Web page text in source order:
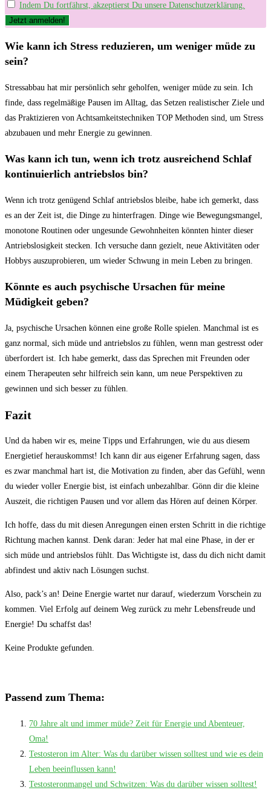
Indem Du fortfährst, akzeptierst Du unsere Datenschutzerklärung.
Wie kann ich Stress reduzieren, um weniger müde zu
sein?
Stressabbau hat mir persönlich sehr geholfen, weniger müde zu sein. Ich
finde, dass regelmäßige Pausen im Alltag, das Setzen realistischer Ziele und
das Praktizieren von Achtsamkeitstechniken TOP Methoden sind, um Stress
abzubauen und mehr Energie zu gewinnen.
Was kann ich tun, wenn ich trotz ausreichend Schlaf
kontinuierlich antriebslos bin?
Wenn ich trotz genügend Schlaf antriebslos bleibe, habe ich gemerkt, dass
es an der Zeit ist, die Dinge zu hinterfragen. Dinge wie Bewegungsmangel,
monotone Routinen oder ungesunde Gewohnheiten könnten hinter dieser
Antriebslosigkeit stecken. Ich versuche dann gezielt, neue Aktivitäten oder
Hobbys auszuprobieren, um wieder Schwung in mein Leben zu bringen.
Könnte es auch psychische Ursachen für meine
Müdigkeit geben?
Ja, psychische Ursachen können eine große Rolle spielen. Manchmal ist es
ganz normal, sich müde und antriebslos zu fühlen, wenn man gestresst oder
überfordert ist. Ich habe gemerkt, dass das Sprechen mit Freunden oder
einem Therapeuten sehr hilfreich sein kann, um neue Perspektiven zu
gewinnen und sich besser zu fühlen.
Fazit
Und da haben wir es, meine Tipps und Erfahrungen, wie du aus diesem
Energietief herauskommst! Ich kann dir aus eigener Erfahrung sagen, dass
es zwar manchmal hart ist, die Motivation zu finden, aber das Gefühl, wenn
du wieder voller Energie bist, ist einfach unbezahlbar. Gönn dir die kleine
Auszeit, die richtigen Pausen und vor allem das Hören auf deinen Körper.
Ich hoffe, dass du mit diesen Anregungen einen ersten Schritt in die richtige
Richtung machen kannst. Denk daran: Jeder hat mal eine Phase, in der er
sich müde und antriebslos fühlt. Das Wichtigste ist, dass du dich nicht damit
abfindest und aktiv nach Lösungen suchst.
Also, pack’s an! Deine Energie wartet nur darauf, wiederzum Vorschein zu
kommen. Viel Erfolg auf deinem Weg zurück zu mehr Lebensfreude und
Energie! Du schaffst das!
Keine Produkte gefunden.
Passend zum Thema:
70 Jahre alt und immer müde? Zeit für Energie und Abenteuer,
Oma!
Testosteron im Alter: Was du darüber wissen solltest und wie es dein
Leben beeinflussen kann!
Testosteronmangel und Schwitzen: Was du darüber wissen solltest!